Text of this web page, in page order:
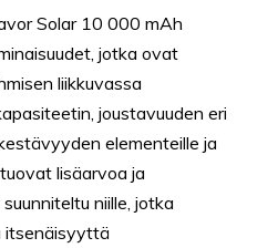
Solar 10 000 mAh
jotka ovat
liikkuvassa
joustavuuden eri
elementeille ja
lisäarvoa ja
niille, jotka
itsenäisyyttä